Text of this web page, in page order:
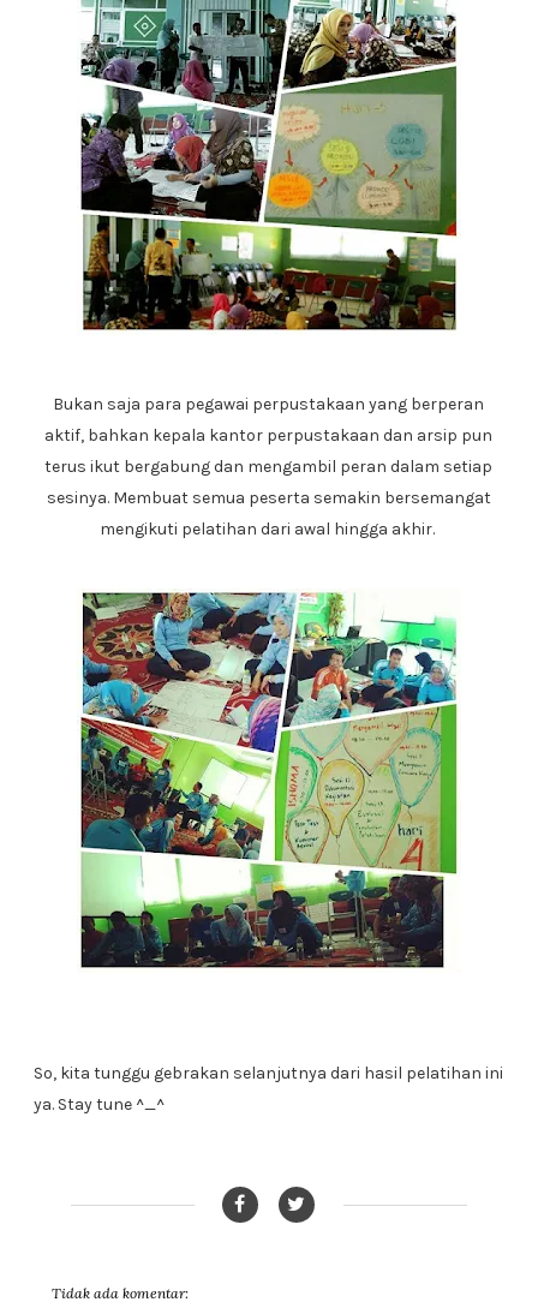
Bukan saja para pegawai perpustakaan yang berperan
aktif, bahkan kepala kantor perpustakaan dan arsip pun
terus ikut bergabung dan mengambil peran dalam setiap
sesinya. Membuat semua peserta semakin bersemangat
mengikuti pelatihan dari awal hingga akhir.
So, kita tunggu gebrakan selanjutnya dari hasil pelatihan ini
ya. Stay tune ^_^
Tidak ada komentar: